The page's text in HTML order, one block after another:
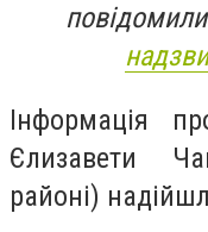
Інформація
Єлизавети
районі)